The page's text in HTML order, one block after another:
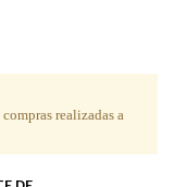
realizadas a